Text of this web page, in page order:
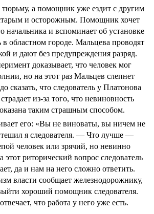
тюрьму, а помощник уже ездит с другим
и осторожным. Помощник хочет
начальника и вспоминает об установке
в областном городе. Мальцева проводят
и дают без предупреждения разряд.
доказывает, что человек мог
но на этот раз Мальцев слепнет
сказать, что следователь у Платонова
из-за того, что невиновность
таким страшным способом.
его: «Вы не виноваты, вы ничем не
я следователя. — Что лучше —
человек или зрячий, но невинно
риторический вопрос следователь
да и нам на него сложно ответить.
власти сообщает железнодорожнику,
хороший помощник следователя.
что работа у него уже есть.